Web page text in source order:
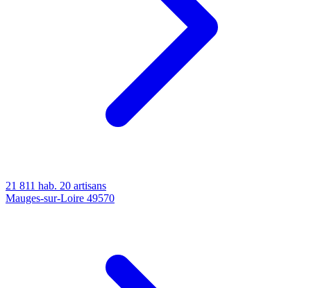
21 811 hab. 20 artisans
Mauges-sur-Loire 49570